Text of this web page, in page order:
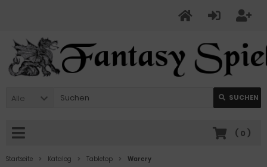
Alle SUCHEN
( 0 )
Startseite Katalog Tabletop Warcry